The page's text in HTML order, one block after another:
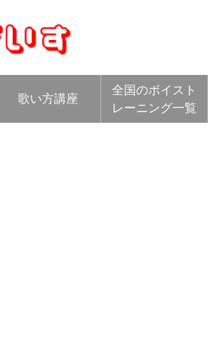
歌い方講座
全国のボイスト
レーニング一覧